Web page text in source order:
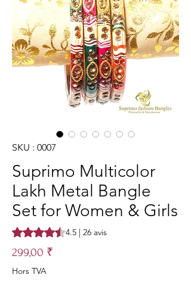
SKU : 0007
Suprimo Multicolor
Lakh Metal Bangle
Set for Women & Girls
La note est de 4.5 sur cinq étoiles sur la
4.5 | 26 avis
299,00 ₹
Hors TVA